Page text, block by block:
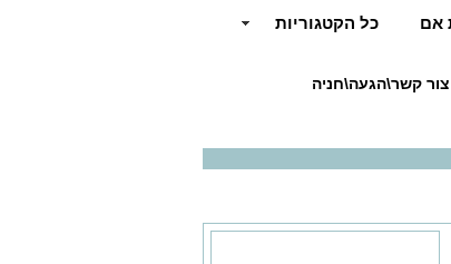
אם כל הקטגוריות
צור קשר\הגעה\חניה